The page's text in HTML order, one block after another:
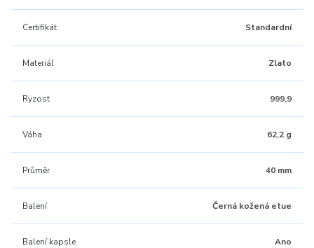
Certifikát Standardní
Materiál Zlato
Ryzost 999,9
Váha 62,2 g
Průměr 40 mm
Balení Černá kožená etue
Balení kapsle Ano